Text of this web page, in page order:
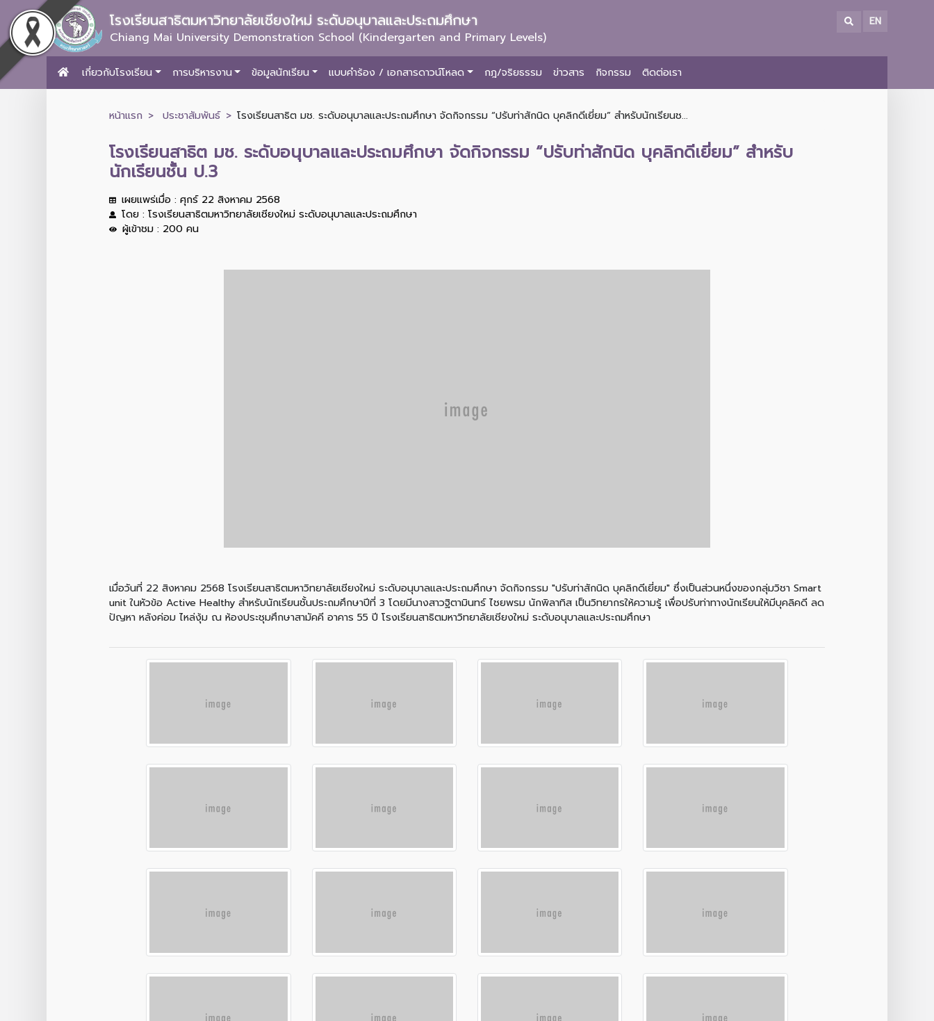
โรงเรียนสาธิตมหาวิทยาลัยเชียงใหม่ ระดับอนุบาลและประถมศึกษา
Chiang Mai University Demonstration School (Kindergarten and Primary Levels)
EN
เกี่ยวกับโรงเรียน การบริหารงาน ข้อมูลนักเรียน แบบคำร้อง / เอกสารดาวน์โหลด กฎ/จริยธรรม ข่าวสาร กิจกรรม ติดต่อเรา
หน้าแรก ประชาสัมพันธ์ โรงเรียนสาธิต มช. ระดับอนุบาลและประถมศึกษา จัดกิจกรรม “ปรับท่าสักนิด บุคลิกดีเยี่ยม” สำหรับนักเรียนช...
โรงเรียนสาธิต มช. ระดับอนุบาลและประถมศึกษา จัดกิจกรรม “ปรับท่าสักนิด บุคลิกดีเยี่ยม” สำหรับ
นักเรียนชั้น ป.3
เผยแพร่เมื่อ : ศุกร์ 22 สิงหาคม 2568
โดย : โรงเรียนสาธิตมหาวิทยาลัยเชียงใหม่ ระดับอนุบาลและประถมศึกษา
ผู้เข้าชม : 200 คน
เมื่อวันที่ 22 สิงหาคม 2568 โรงเรียนสาธิตมหาวิทยาลัยเชียงใหม่ ระดับอนุบาลและประถมศึกษา จัดกิจกรรม "ปรับท่าสักนิด บุคลิกดีเยี่ยม" ซึ่งเป็นส่วนหนึ่งของกลุ่มวิชา Smart
unit ในหัวข้อ Active Healthy สำหรับนักเรียนชั้นประถมศึกษาปีที่ 3 โดยมีนางสาวฐิตามินทร์ ไชยพรม นักพิลาทิส เป็นวิทยากรให้ความรู้ เพื่อปรับท่าทางนักเรียนให้มีบุคลิคดี ลด
ปัญหาหลังค่อม ไหล่งุ้ม ณ ห้องประชุมศึกษาสามัคคี อาคาร 55 ปี โรงเรียนสาธิตมหาวิทยาลัยเชียงใหม่ ระดับอนุบาลและประถมศึกษา